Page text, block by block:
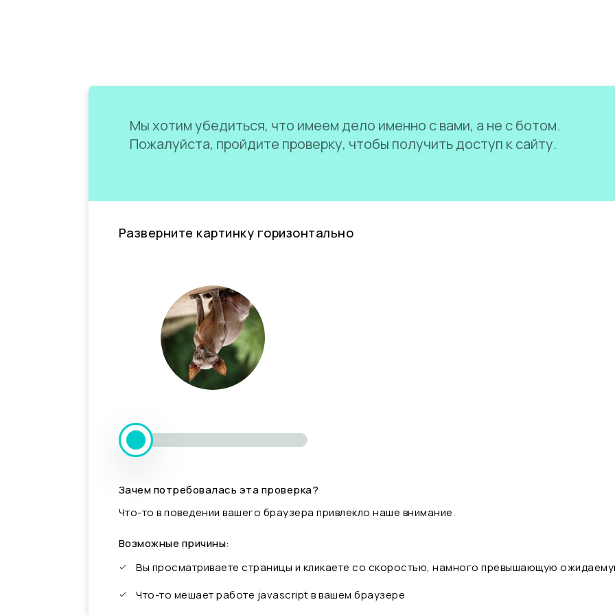
Мы хотим убедиться, что имеем дело именно с вами, а не с ботом.
Пожалуйста, пройдите проверку, чтобы получить доступ к сайту.
Разверните картинку горизонтально
Зачем потребовалась эта проверка?
Что-то в поведении вашего браузера привлекло наше внимание.
Возможные причины:
Вы просматриваете страницы и кликаете со скоростью, намного превышающую
Что-то мешает работе javascript в вашем браузере